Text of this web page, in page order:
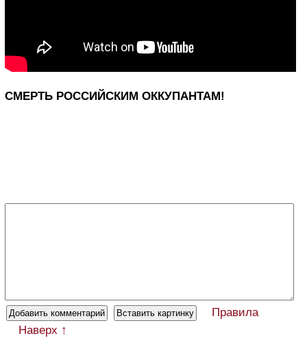
СМЕРТЬ РОССИЙСКИМ ОККУПАНТАМ!
Правила
Наверх ↑